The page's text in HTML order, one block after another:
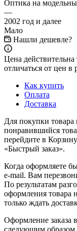
Оптика на
—
2002 год и далее
Мало
Нашли дешевле?
Цена
отличаться от цен
Как купить
Оплата
Доставка
Для покупки
понравившийся
перейдите в
«Быстрый заказ».
Когда оформляете
e-mail. Вам
По результатам
оформления товара
только ждать
Оформление заказа
следующим